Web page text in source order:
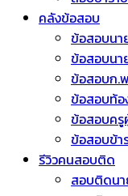
คลังข้อสอบ
ข้อสอบนา
ข้อสอบนา
ข้อสอบก.
ข้อสอบท้อ
ข้อสอบครู
ข้อสอบข้า
รีวิวคนสอบติด
สอบติดน